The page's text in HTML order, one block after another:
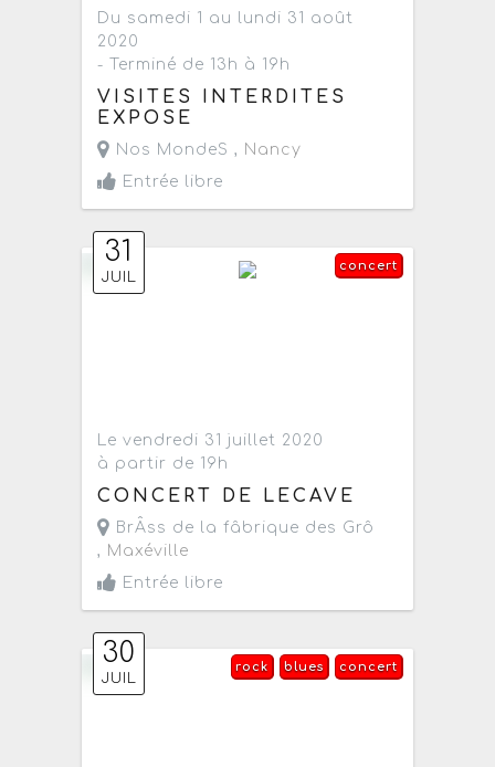
Du samedi 1 au lundi 31 août
2020
- Terminé de 13h à 19h
VISITES INTERDITES
EXPOSE
Nos MondeS , Nancy
Entrée libre
31
JUIL
concert
Le vendredi 31 juillet 2020
à partir de 19h
CONCERT DE LECAVE
BrÂss de la fâbrique des Grô
, Maxéville
Entrée libre
30
JUIL
concert
blues
rock